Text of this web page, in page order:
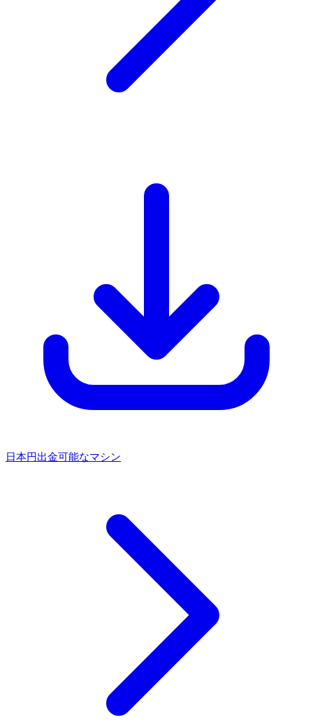
日本円出金可能なマシン